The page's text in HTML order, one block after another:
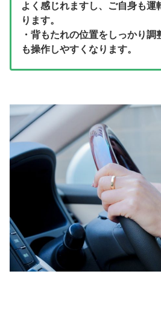
よく感じれますし、ご自身も運
ります。
・背もたれの位置をしっかり
も操作しやすくなります。